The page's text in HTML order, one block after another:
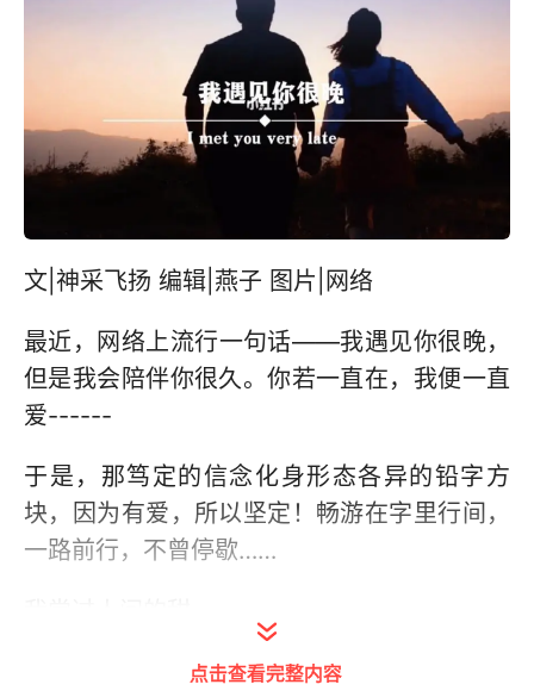
文|神采飞扬 编辑|燕子 图片|网络
最近，网络上流行一句话——我遇见你很晚，
但是我会陪伴你很久。你若一直在，我便一直
爱------
于是，那笃定的信念化身形态各异的铅字方
块，因为有爱，所以坚定！畅游在字里行间，
一路前行，不曾停歇……
就不会在意再多的苦点击查看完整内容